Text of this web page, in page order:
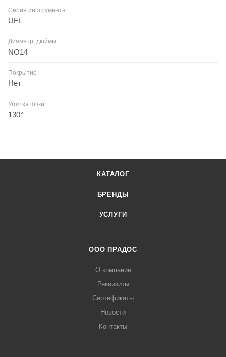
Серия инструмента
UFL
Диаметр, дюймы
NO14
Покрытие
Нет
Угол заточки
130°
КАТАЛОГ
БРЕНДЫ
УСЛУГИ
ООО ПРАДОС
О компании
Реквизиты
Сертификаты
Новости
Контакты